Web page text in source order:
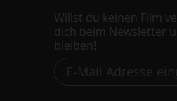
Willst du keinen Film
dich beim Newsletter
bleiben!